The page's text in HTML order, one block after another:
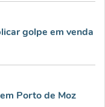
golpe em venda
Porto de Moz